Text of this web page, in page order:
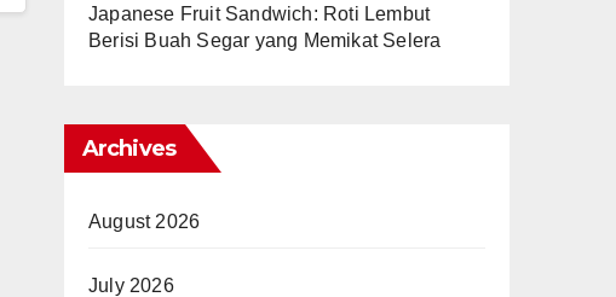
Japanese Fruit Sandwich: Roti Lembut
Berisi Buah Segar yang Memikat Selera
Archives
August 2026
July 2026